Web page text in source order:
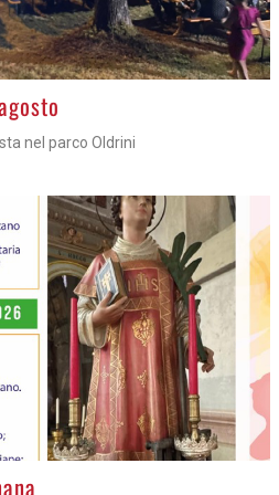
nel parco Oldrini